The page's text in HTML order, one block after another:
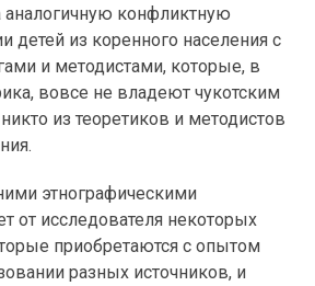
аналогичную конфликтную
детей из коренного населения с
и методистами, которые, в
вовсе не владеют чукотским
из теоретиков и методистов
этнографическими
от исследователя некоторых
приобретаются с опытом
разных источников, и